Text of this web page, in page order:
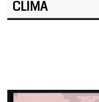
CLIMA